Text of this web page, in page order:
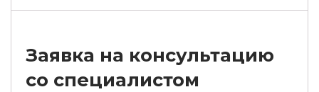
Заявка на консультацию
со специалистом